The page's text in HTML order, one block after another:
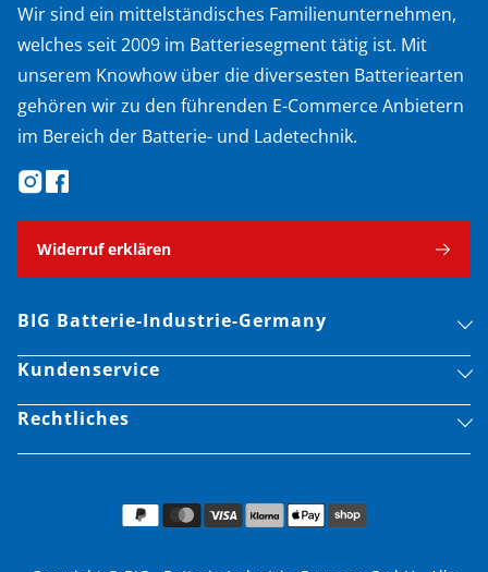
Wir sind ein mittelständisches Familienunternehmen,
welches seit 2009 im Batteriesegment tätig ist. Mit
unserem Knowhow über die diversesten Batteriearten
gehören wir zu den führenden E-Commerce Anbietern
im Bereich der Batterie- und Ladetechnik.
Widerruf erklären
BIG Batterie-Industrie-Germany
Kundenservice
Rechtliches